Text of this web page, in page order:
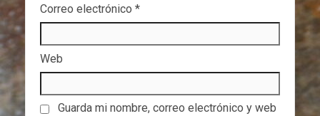
Correo electrónico *
Web
Guarda mi nombre, correo electrónico y web